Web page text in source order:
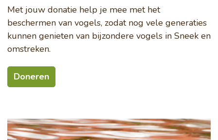
Met jouw donatie help je mee met het
beschermen van vogels, zodat nog vele generaties
kunnen genieten van bijzondere vogels in Sneek en
omstreken.
Doneren